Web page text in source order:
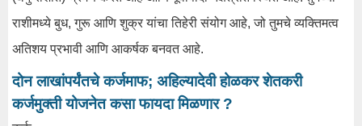
राशीमध्ये बुध, गुरू आणि शुक्र यांचा तिहेरी संयोग आहे, जो तुमचे व्यक्तिमत्व
अतिशय प्रभावी आणि आकर्षक बनवत आहे.
दोन लाखांपर्यंतचे कर्जमाफ; अहिल्यादेवी होळकर शेतकरी
कर्जमुक्ती योजनेत कसा फायदा मिळणार ?